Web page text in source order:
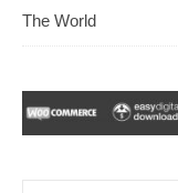
The World